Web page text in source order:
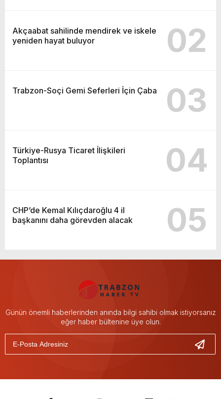
Akçaabat sahilinde mendirek ve iskele
yeniden hayat buluyor
02
Trabzon-Soçi Gemi Seferleri İçin Çaba 03
Türkiye-Rusya Ticaret İlişkileri
Toplantısı
04
CHP’de Kemal Kılıçdaroğlu 4 il
başkanını daha görevden alacak
05
Günün önemli haberlerinden anında bilgi sahibi olmak istiyorsanız
eğer haber bültenine üye olun.